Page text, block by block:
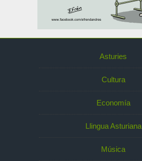
Asturies
Cultura
Economía
Llingua Asturiana
Música